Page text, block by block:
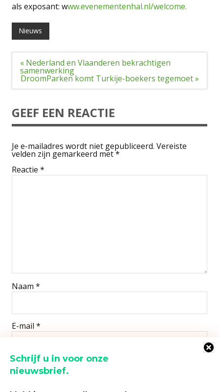
als exposant: www.evenementenhal.nl/welcome.
Schrijf u in voor onze
nieuwsbrief.
Nieuws
Bericht
navigatie
« Nederland en Vlaanderen bekrachtigen
samenwerking
DroomParken komt Turkije-boekers tegemoet »
GEEF EEN REACTIE
Je e-mailadres wordt niet gepubliceerd. Vereiste
velden zijn gemarkeerd met*
Reactie *
Naam *
E-mail*
Site